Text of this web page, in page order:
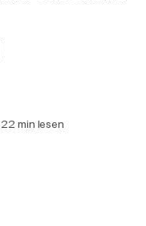
22 min lesen